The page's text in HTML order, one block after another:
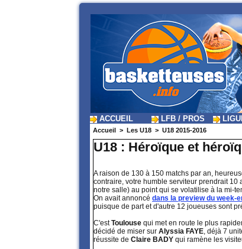
ACCUEIL LFB / PROS
Accueil > Les U18 > U18 2015-2016
U18 : Héroïque et
A raison de 130 à 150 matchs par an,
contraire, votre humble serviteur prendrait 10
notre salle) au point qui se volatilise à la mi-
On avait annoncé dans la preview du week-
puisque de part et d'autre 12 joueuses sont
C'estToulouse qui met en route le plus
décidé de miser sur Alyssia FAYE, déjà 7
réussite de Claire BADY qui ramène les